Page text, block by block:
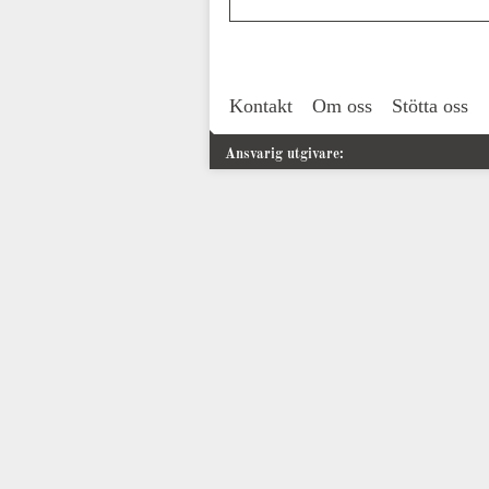
Kontakt Om oss Stötta oss
Ansvarig utgivare: